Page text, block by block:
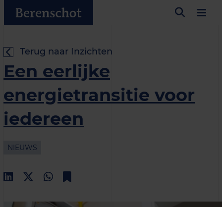
Terug naar Inzichten
Een eerlijke
energietransitie voor
iedereen
NIEUWS